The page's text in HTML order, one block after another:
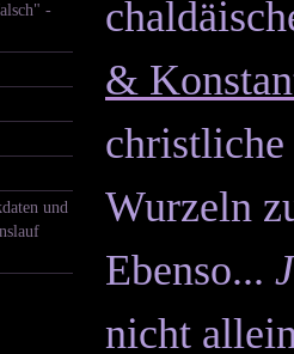
-
und
&
christliche
Wurzeln
Ebenso...
nicht